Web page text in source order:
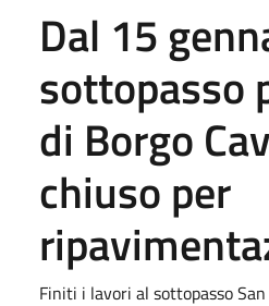
Dal 15
sottopasso
di Borgo
chiuso per
Finiti i lavori al sottopasso